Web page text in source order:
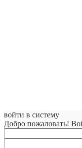
войти в систему
Добро пожаловать!